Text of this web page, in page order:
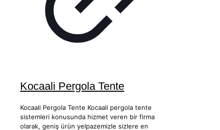
Kocaali Pergola Tente
Kocaali Pergola Tente Kocaali pergola tente
sistemleri konusunda hizmet veren bir firma
olarak, geniş ürün yelpazemizle sizlere en